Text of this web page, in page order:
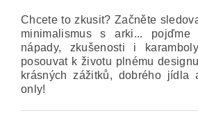
Chcete to zkusit? Začněte
minimalismus s arki...
nápady, zkušenosti i
posouvat k životu plnému
krásných zážitků, dobrého jídla
only!